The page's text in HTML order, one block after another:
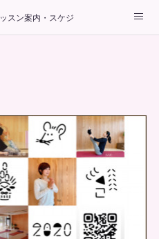
スン案内・スケジュール